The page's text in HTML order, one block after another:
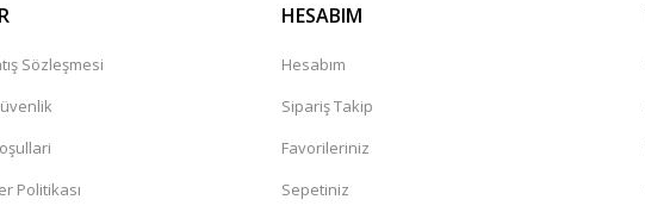
Sözleşmesi
Politikası
HESABIM
Hesabım
Sipariş Takip
Favorileriniz
Sepetiniz